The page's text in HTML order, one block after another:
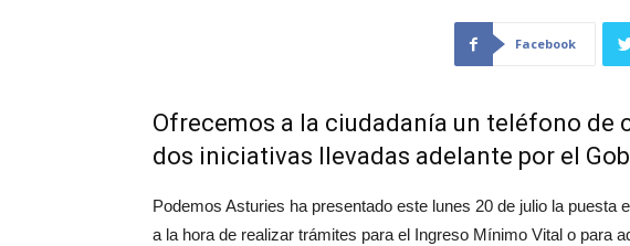
Facebook
Ofrecemos a la ciudadanía un teléfono de
dos iniciativas llevadas adelante por el
Podemos Asturies ha presentado este lunes 20 de julio la
a la hora de realizar trámites para el Ingreso Mínimo Vital o para